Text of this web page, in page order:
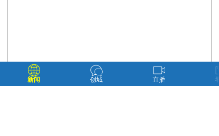
新闻 创城 直播